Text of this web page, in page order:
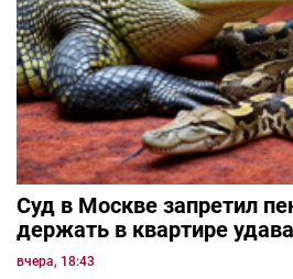
Суд в Москве запретил
держать в квартире
вчера, 18:43